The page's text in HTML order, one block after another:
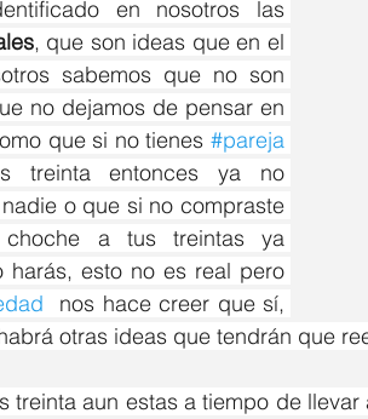
, que son ideas que en el
sabemos que no son
no dejamos de pensar en
que si no tienes #pareja
treinta entonces ya no
o que si no compraste
a tus treintas ya
harás, esto no es real pero
  nos hace creer que sí,
otras ideas que tendrán que
treinta aun estas a tiempo de